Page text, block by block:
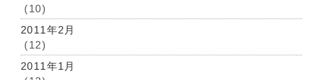
(10)
2011年2月
(12)
2011年1月